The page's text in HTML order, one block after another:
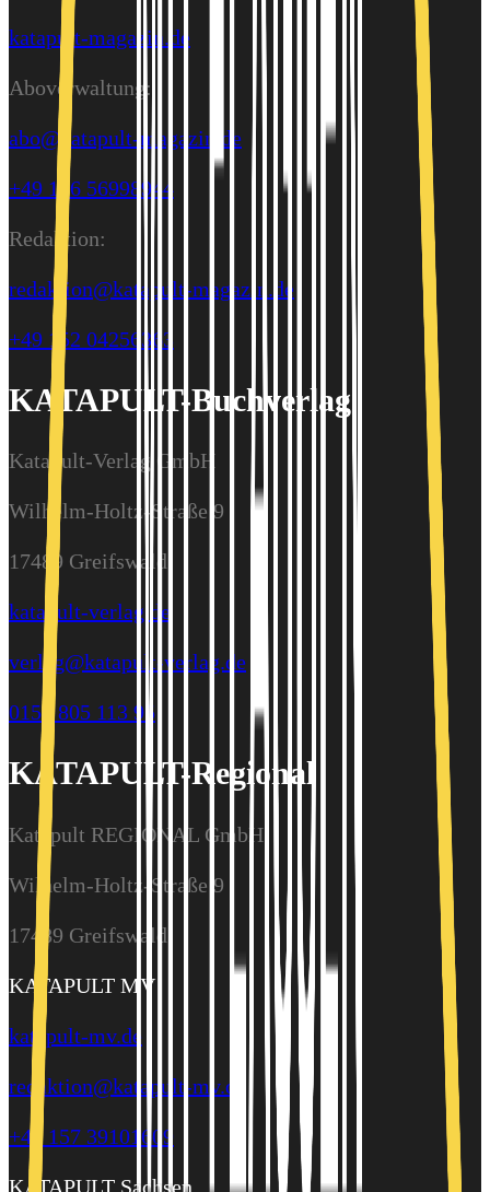
katapult-magazin.de
Aboverwaltung:
abo@katapult-magazin.de
+49 176 56998944
Redaktion:
redaktion@katapult-magazin.de
+49 152 04256363
KATAPULT-Buchverlag
Katapult-Verlag GmbH
Wilhelm-Holtz-Straße 9
17489 Greifswald
katapult-verlag.de
verlag@katapult-verlag.de
0157 805 113 95
KATAPULT-Regional
Katapult REGIONAL GmbH
Wilhelm-Holtz-Straße 9
17489 Greifswald
KATAPULT MV
katapult-mv.de
redaktion@katapult-mv.de
+49 157 39101609
KATAPULT Sachsen